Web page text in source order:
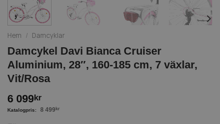
Hem / Damcyklar
Damcykel Davi Bianca Cruiser
Aluminium, 28″, 160-185 cm, 7 växlar,
Vit/Rosa
6 099kr
8 499 kr